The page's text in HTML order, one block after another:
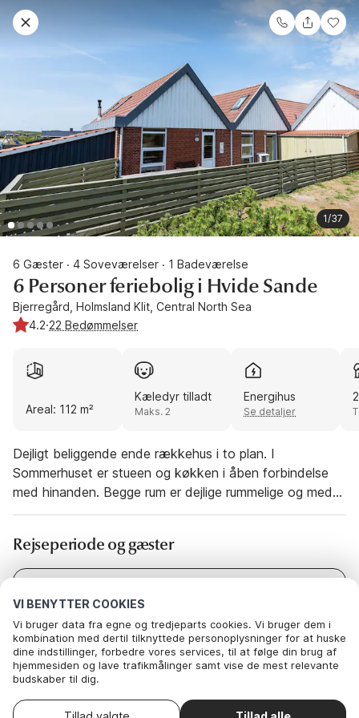
VI BENYTTER COOKIES
Vi bruger data fra egne og tredjeparts cookies. Vi bruger dem i
kombination med dertil tilknyttede personoplysninger for at huske
dine indstillinger, forbedre vores services, til at følge din brug af
hjemmesiden og lave trafikmålinger samt vise de mest relevante
budskaber til dig.
hvilke af vores valgfrie cookies du vil acceptere.
1/37
6 Gæster · 4 Soveværelser · 1 Badeværelse
6 Personer feriebolig i Hvide Sande
Bjerregård, Holmsland Klit, Central North Sea
4.2·22 Bedømmelser
Areal: 112 m²
Kæledyr tilladt
Maks. 2
Energihus
Se detaljer
Dejligt beliggende ende rækkehus i to plan. I
Sommerhuset er stueen og køkken i åben forbindelse
med hinanden. Begge rum er dejlige rummelige og med
udgang til en stor terrasse. I stuen er der endvidere
beliggende sommerhus, tæt på den lille by Nymindegab,
hvor der findes både en købmand og en campingplads.
Gratis slutrengøring!
Rejseperiode og gæster
Gæster 2 Gæster
Vælg ankomstdato